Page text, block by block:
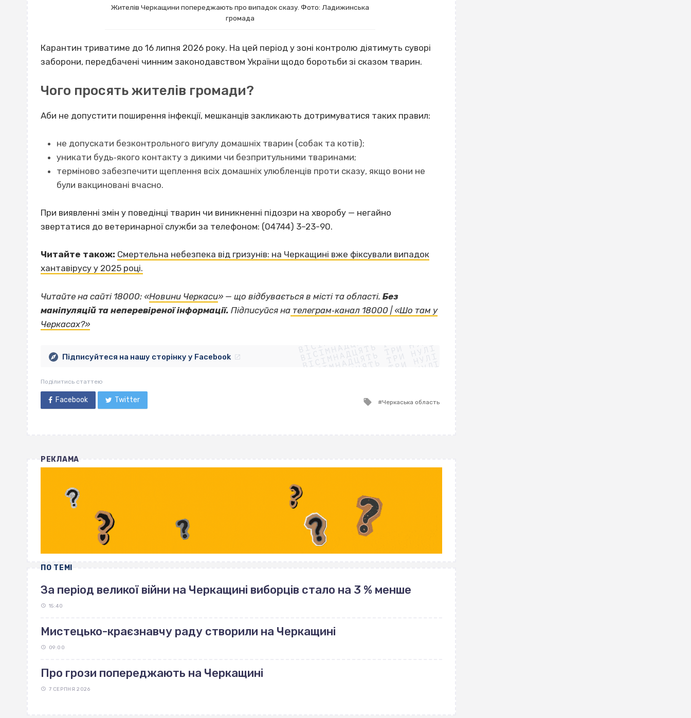
Жителів Черкащини попереджають про випадок сказу. Фото: Ладижинська
громада
Карантин триватиме до 16 липня 2026 року. На цей період у зоні контролю діятимуть суворі
заборони, передбачені чинним законодавством України щодо боротьби зі сказом тварин.
Чого просять жителів громади?
Аби не допустити поширення інфекції, мешканців закликають дотримуватися таких правил:
не допускати безконтрольного вигулу домашніх тварин (собак та котів);
уникати будь‐якого контакту з дикими чи безпритульними тваринами;
терміново забезпечити щеплення всіх домашніх улюбленців проти сказу, якщо вони не
були вакциновані вчасно.
При виявленні змін у поведінці тварин чи виникненні підозри на хворобу — негайно
звертатися до ветеринарної служби за телефоном: (04744) 3–23-90.
Читайте також: Смертельна небезпека від гризунів: на Черкащині вже фіксували випадок
хантавірусу у 2025 році.
Читайте на сайті 18000: «Новини Черкаси» — що відбувається в місті та області. Без
маніпуляцій та неперевіреної інформації. Підписуйся на телеграм‐канал 18000 | «Шо там у
Черкасах?»
ВІСІМНАДЦЯТЬ ТРИ НУЛІ
ВІСІМНАДЦЯТЬ ТРИ НУЛІ
ВІСІМНАДЦЯТЬ ТРИ НУЛІ
ВІСІМНАДЦЯТЬ ТРИ НУЛІ
ВІСІМНАДЦЯТЬ ТРИ НУЛІ
ВІСІМНАДЦЯТЬ ТРИ НУЛІ
ВІСІМНАДЦЯТЬ ТРИ НУЛІ
ВІСІМНАДЦЯТЬ ТРИ НУЛІ
Підписуйтеся на нашу сторінку у Facebook
Поділитись статтею
Facebook Twitter
Tagged
Черкаська область
РЕКЛАМА
ПО ТЕМІ
За період великої війни на Черкащині виборців стало на 3 % менше
15:40
Мистецько-краєзнавчу раду створили на Черкащині
09:00
Про грози попереджають на Черкащині
7 СЕРПНЯ 2026